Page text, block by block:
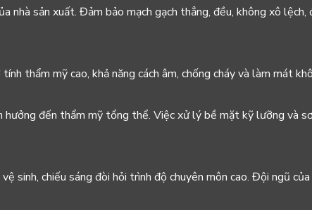
nhà sản xuất. Đảm bảo mạch gạch thẳng, đều, không xô
thẩm mỹ cao, khả năng cách âm, chống cháy và làm mát
đến thẩm mỹ tổng thể. Việc xử lý bề mặt kỹ lưỡng và
sinh, chiếu sáng đòi hỏi trình độ chuyên môn cao. Đội ngũ của